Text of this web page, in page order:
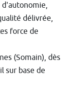
délivrée,
force de
(Somain), dès
sur base de